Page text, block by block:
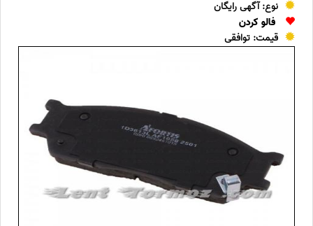
نوع: آگهی رایگان
فالو کردن
قیمت: توافقی